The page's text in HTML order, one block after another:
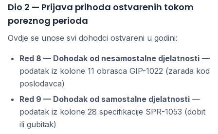
Dio 2 — Prijava prihoda ostvarenih tokom
poreznog perioda
Ovdje se unose svi dohodci ostvareni u godini:
Red 8 — Dohodak od nesamostalne djelatnosti —
podatak iz kolone 11 obrasca GIP-1022 (zarada kod
poslodavca)
Red 9 — Dohodak od samostalne djelatnosti —
podatak iz kolone 28 specifikacije SPR-1053 (dobit
ili gubitak)